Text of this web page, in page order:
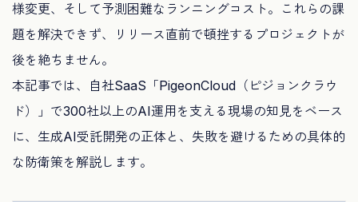
様変更、そして予測困難なランニングコスト。これらの課
題を解決できず、リリース直前で頓挫するプロジェクトが
後を絶ちません。
本記事では、自社SaaS「PigeonCloud（ピジョンクラウ
ド）」で300社以上のAI運用を支える現場の知見をベース
に、生成AI受託開発の正体と、失敗を避けるための具体的
な防衛策を解説します。